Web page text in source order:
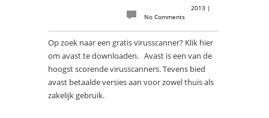
2013 |
No Comments
Op zoek naar een gratis virusscanner? Klik hier
om avast te downloaden. Avast is een van de
hoogst scorende virusscanners. Tevens bied
avast betaalde versies aan voor zowel thuis als
zakelijk gebruik.